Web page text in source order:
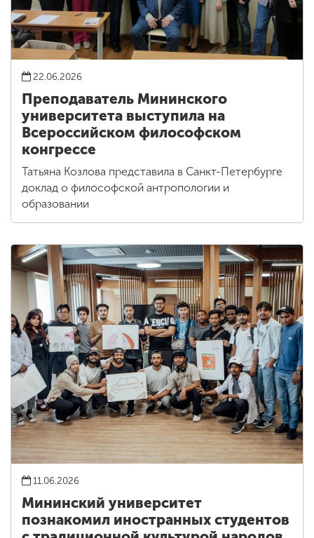
22.06.2026
Преподаватель Мининского
университета выступила на
Всероссийском философском
конгрессе
Татьяна Козлова представила в Санкт-Петербурге
доклад о философской антропологии и
образовании
11.06.2026
Мининский университет
познакомил иностранных студентов